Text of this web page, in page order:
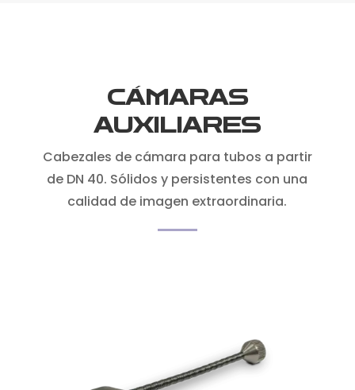
CÁMARAS
AUXILIARES
Cabezales de cámara para tubos a partir
de DN 40. Sólidos y persistentes con una
calidad de imagen extraordinaria.